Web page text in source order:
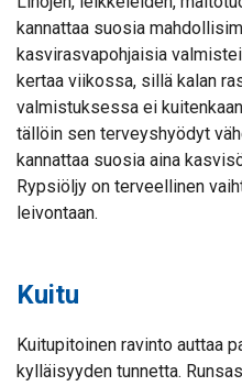
kannattaa suosia
kasvirasvapohjaisia
kertaa viikossa, sillä kalan
valmistuksessa ei
tällöin sen terveyshyödyt
kannattaa suosia aina
Rypsiöljy on terveellinen
leivontaan.
Kuitu
Kuitupitoinen ravinto auttaa
kylläisyyden tunnetta.